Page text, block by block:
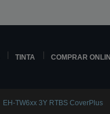
TINTA COMPRAR
EH-TW6xx 3Y RTBS CoverPlus